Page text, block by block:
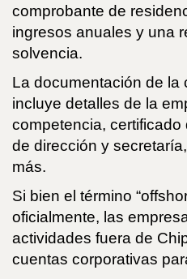
comprobante de
ingresos anuales y una
solvencia.
La documentación de la
incluye detalles de la
competencia, certificado
de dirección y
más.
Si bien el término
oficialmente, las
actividades fuera de
cuentas corporativas